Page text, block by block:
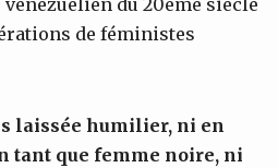
du 20ème siècle
de féministes
laissée humilier, ni en
tant que femme noire, ni